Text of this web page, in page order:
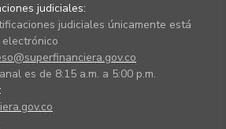
judiciales:
judiciales únicamente está
es de 8:15 a.m. a 5:00 p.m.